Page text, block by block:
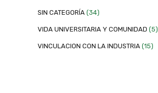
SIN CATEGORÍA (34)
VIDA UNIVERSITARIA Y COMUNIDAD (5)
VINCULACION CON LA INDUSTRIA (15)